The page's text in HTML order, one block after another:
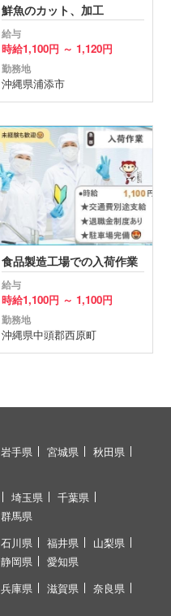
鮮魚のカット、加工
給与
時給1,100円 ～ 1,120円
勤務地
沖縄県浦添市
食品製造工場での入荷作業
給与
時給1,100円 ～ 1,100円
勤務地
沖縄県中頭郡西原町
岩手県 宮城県
秋田県
埼玉県
千葉県
群馬県
石川県 福井県
山梨県
静岡県 愛知県
兵庫県 滋賀県
奈良県